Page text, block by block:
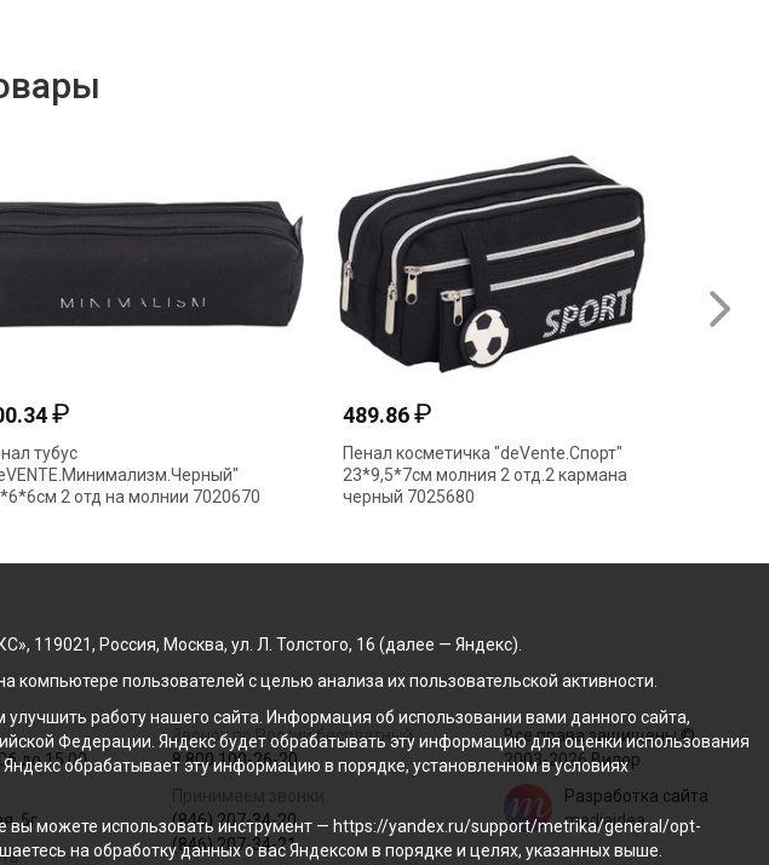
Пенал объемный "deVente.Большой"
21*8,5*6см ткань молния 1отд
2кармана 7020614 голубой
Пенал тубус
"deVENTE.Минимализм.Черный"
до 15:00
5г
Звонок по России бесплатный
8 800 100-26-20
(846) 207-34-20
(846) 207-34-21
Все права защищены ©
2003-2026 Вилор
Разработка сайта
mediaidea
119021, Россия, Москва, ул. Л. Толстого, 16 (далее — Яндекс).
пользователей с целью анализа их пользовательской активности.
работу нашего сайта. Информация об использовании вами данного сайта,
Федерации. Яндекс будет обрабатывать эту информацию для оценки использования
обрабатывает эту информацию в порядке, установленном в условиях
вы можете использовать инструмент — https://yandex.ru/support/metrika/general/opt-
на обработку данных о вас Яндексом в порядке и целях, указанных выше.